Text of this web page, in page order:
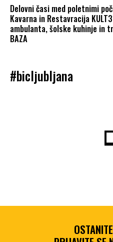
Delovni časi med poletnimi
Kavarna in Restavracija
ambulanta, šolske kuhinje in
BAZA
#bicljubljana